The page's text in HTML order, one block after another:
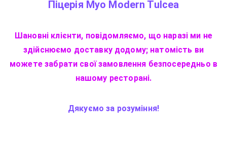
Піцерія Myo Modern Tulcea
Шановні клієнти, повідомляємо, що наразі ми не
здійснюємо доставку додому; натомість ви
можете забрати свої замовлення безпосередньо в
нашому ресторані.
Дякуємо за розуміння!